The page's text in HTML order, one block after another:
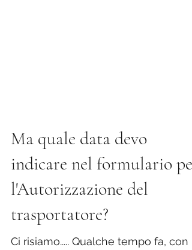
Ma quale data devo
indicare nel formulario per
l'Autorizzazione del
trasportatore?
Ci risiamo..... Qualche tempo fa, con